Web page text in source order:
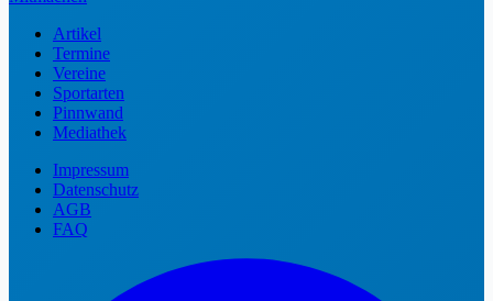
Artikel
Termine
Vereine
Sportarten
Pinnwand
Mediathek
Impressum
Datenschutz
AGB
FAQ